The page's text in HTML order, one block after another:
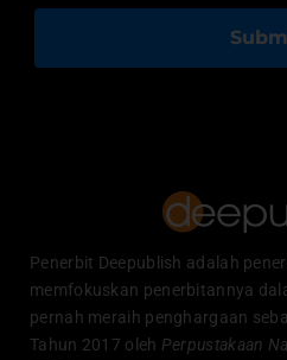
Penerbit Deepublish adalah
memfokuskan penerbitannya
pernah meraih penghargaan
Tahun 2017 oleh Perpustakaan